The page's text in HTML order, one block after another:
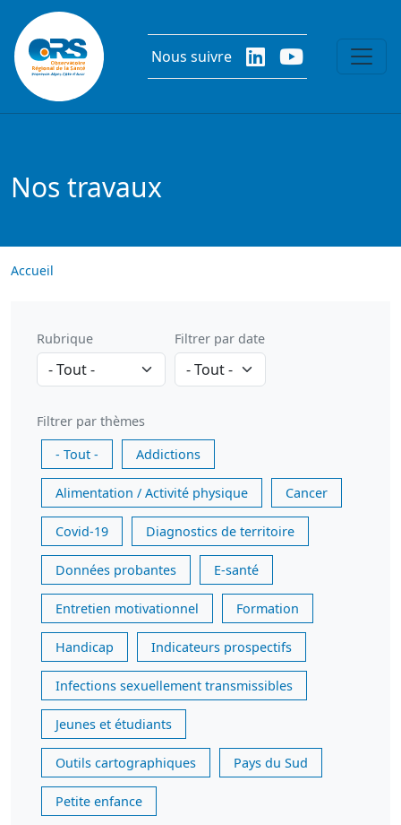
Aller au contenu principal
Nous suivre
Nos travaux
Accueil
Rubrique Filtrer par date
Filtrer par thèmes
- Tout -
Addictions
Alimentation / Activité physique Cancer
Covid-19 Diagnostics de territoire
Données probantes E-santé
Entretien motivationnel Formation
Handicap Indicateurs prospectifs
Infections sexuellement transmissibles
Jeunes et étudiants
Outils cartographiques Pays du Sud
Petite enfance